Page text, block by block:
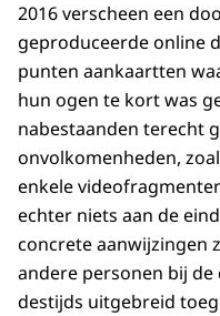
2016 verscheen een
geproduceerde online
punten aankaartten
hun ogen te kort was
nabestaanden terecht
onvolkomenheden,
enkele
echter niets aan de
concrete aanwijzingen
andere personen bij de
destijds uitgebreid